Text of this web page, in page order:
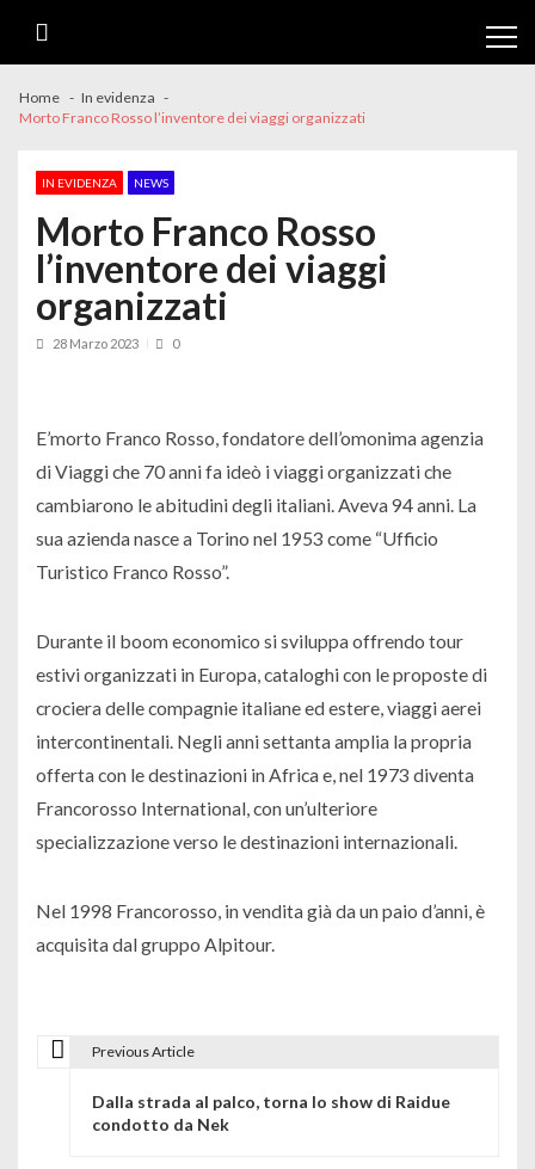
Home
In evidenza
Morto Franco Rosso l’inventore dei viaggi organizzati
IN EVIDENZA NEWS
Morto Franco Rosso
l’inventore dei viaggi
organizzati
28 Marzo 2023 0
E’morto Franco Rosso, fondatore dell’omonima agenzia
di Viaggi che 70 anni fa ideò i viaggi organizzati che
cambiarono le abitudini degli italiani. Aveva 94 anni. La
sua azienda nasce a Torino nel 1953 come “Ufficio
Turistico Franco Rosso”.
Durante il boom economico si sviluppa offrendo tour
estivi organizzati in Europa, cataloghi con le proposte di
crociera delle compagnie italiane ed estere, viaggi aerei
intercontinentali. Negli anni settanta amplia la propria
offerta con le destinazioni in Africa e, nel 1973 diventa
Francorosso International, con un’ulteriore
specializzazione verso le destinazioni internazionali.
Nel 1998 Francorosso, in vendita già da un paio d’anni,è
acquisita dal gruppo Alpitour.
Previous Article
Dalla strada al palco, torna lo show di Raidue
condotto da Nek